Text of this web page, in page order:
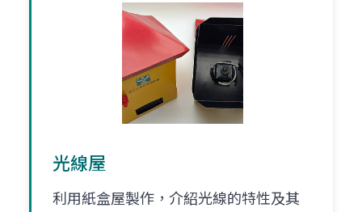
光線屋
利用紙盒屋製作，介紹光線的特性及其